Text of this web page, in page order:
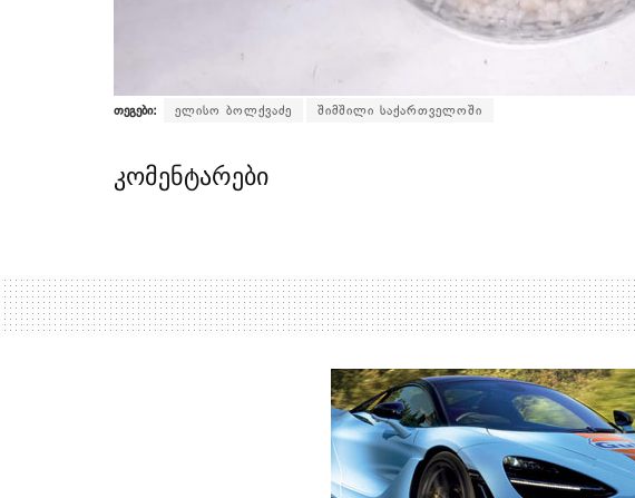
თეგები: ელისო ბოლქვაძე შიმშილი საქართველოში
კომენტარები